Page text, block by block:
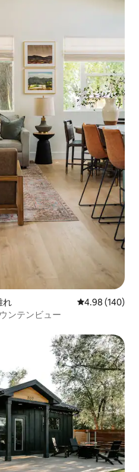
れ レビュー140
4.98 (140)
ンテンビュー